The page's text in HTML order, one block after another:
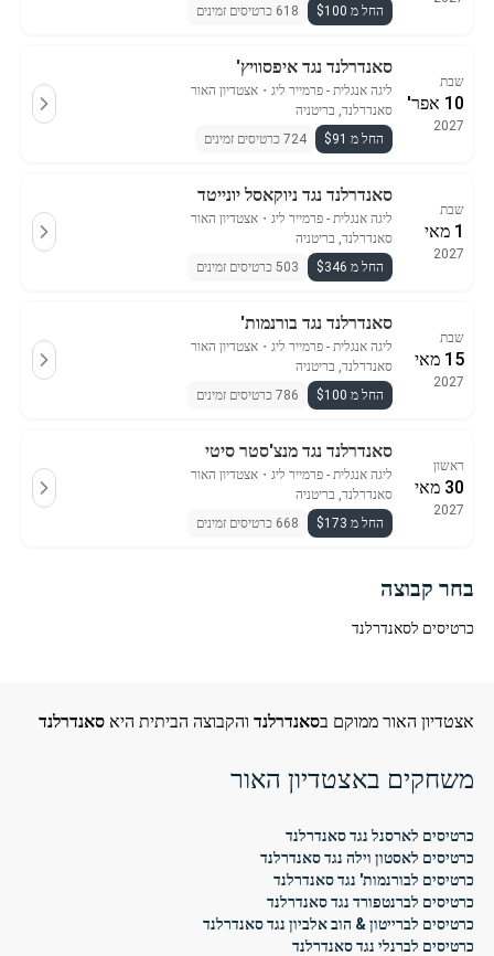
החל מ $100
618 כרטיסים זמינים
שבת
10 אפר'
2027
סאנדרלנד נגד איפסוויץ'
ליגה אנגלית - פרמייר ליג ・ אצטדיון האור
סאנדרלנד, בריטניה
החל מ $91
724 כרטיסים זמינים
שבת
1 מאי
2027
סאנדרלנד נגד ניוקאסל יונייטד
ליגה אנגלית - פרמייר ליג ・ אצטדיון האור
סאנדרלנד, בריטניה
החל מ $346
503 כרטיסים זמינים
שבת
15 מאי
2027
סאנדרלנד נגד בורנמות'
ליגה אנגלית - פרמייר ליג ・ אצטדיון האור
סאנדרלנד, בריטניה
החל מ $100
786 כרטיסים זמינים
ראשון
30 מאי
2027
סאנדרלנד נגד מנצ'סטר סיטי
ליגה אנגלית - פרמייר ליג ・ אצטדיון האור
סאנדרלנד, בריטניה
החל מ $173
668 כרטיסים זמינים
בחר קבוצה
כרטיסים לסאנדרלנד
אצטדיון האור ממוקם בסאנדרלנד והקבוצה הביתית היא סאנדרלנד
משחקים באצטדיון האור
כרטיסים לארסנל נגד סאנדרלנד
כרטיסים לאסטון וילה נגד סאנדרלנד
כרטיסים לבורנמות' נגד סאנדרלנד
כרטיסים לברנטפורד נגד סאנדרלנד
כרטיסים לברייטון & הוב אלביון נגד סאנדרלנד
כרטיסים לברנלי נגד סאנדרלנד